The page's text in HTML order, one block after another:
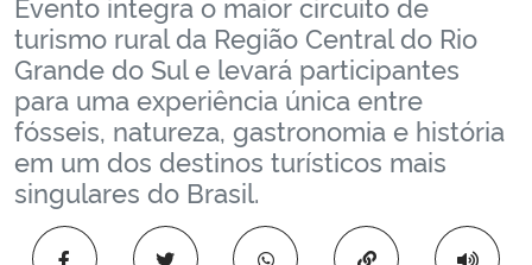
Ministério da Saúde
Ministério de Minas e Energia
Ministério da Ciência, Tecnologia, Inovações e Comunicações
Ministério do Meio Ambiente
Ministério do Turismo
turismo rural da Região Central do Rio
Grande do Sul e levará participantes
para uma experiência única entre
fósseis, natureza, gastronomia e história
em um dos destinos turísticos mais
singulares do Brasil.
Copiar para área